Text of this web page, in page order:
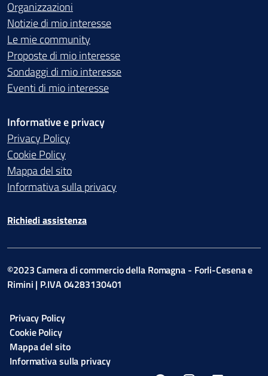
Organizzazioni
Notizie di mio interesse
Le mie community
Proposte di mio interesse
Sondaggi di mio interesse
Eventi di mio interesse
Informative e privacy
Privacy Policy
Cookie Policy
Mappa del sito
Informativa sulla privacy
Richiedi assistenza
©2023 Camera di commercio della Romagna - Forli-Cesena e
Rimini | P.IVA 04283130401
Privacy Policy
Cookie Policy
Mappa del sito
Informativa sulla privacy